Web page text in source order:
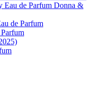
Eau de Parfum Donna &
de Parfum